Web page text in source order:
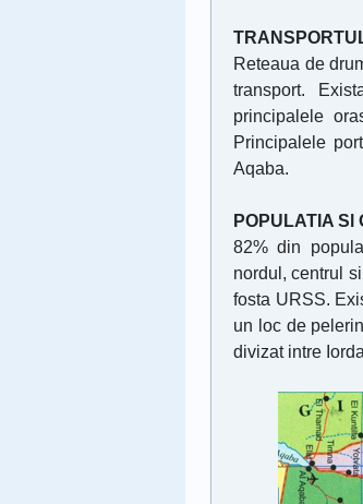
Reteaua de
transport.
principalele
Principalele
Aqaba.
POPULATIA Sl
82% din
nordul, centrul
fosta URSS.
un loc de
divizat intre